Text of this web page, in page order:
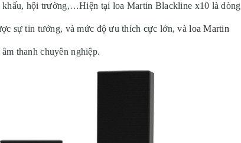
hội trường,…Hiện tại loa Martin Blackline x10 là dòng
sự tin tưởng, và mức độ ưu thích cực lớn, vàloa Martin
thanh chuyên nghiệp.